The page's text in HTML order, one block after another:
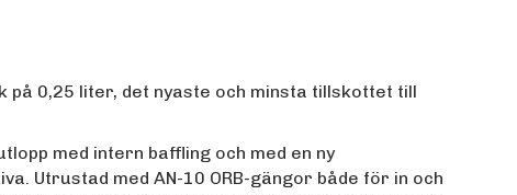
på 0,25 liter, det nyaste och minsta tillskottet till
med intern baffling och med en ny
Utrustad med AN-10 ORB-gängor både för in och